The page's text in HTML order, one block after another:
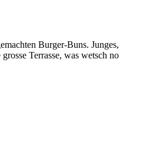
Burger-Buns. Junges,
Terrasse, was wetsch no